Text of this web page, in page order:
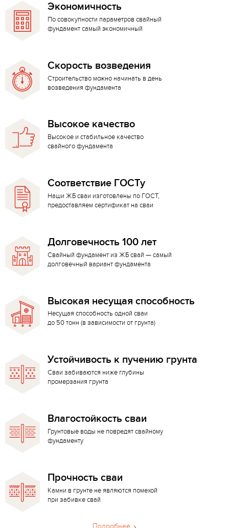
Экономичность
По совокупности параметров свайный
фундамент самый экономичный
Скорость возведения
Строительство можно начинать в день
возведения фундамента
Высокое качество
Высокое и стабильное качество
свайного фундамента
Соответствие ГОСТу
Наши ЖБ сваи изготовлены по ГОСТ,
предоставляем сертификат на сваи
Долговечность 100 лет
Свайный фундамент из ЖБ свай — самый
долговечный вариант фундамента
Высокая несущая способность
Несущая способность одной сваи
до 50 тонн (в зависимости от грунта)
Устойчивость к пучению грунта
Сваи забиваются ниже глубины
промерзания грунта
Влагостойкость сваи
Грунтовые воды не повредят свайному
фундаменту
Прочность сваи
Камни в грунте не являются помехой
при забивке свай
Подробнее